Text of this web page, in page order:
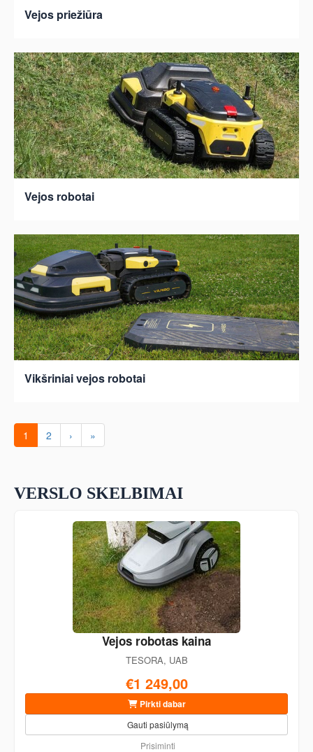
Vejos priežiūra
Vejos robotai
Vikšriniai vejos robotai
1 2 › »
VERSLO SKELBIMAI
Vejos robotas kaina
TESORA, UAB
€1 249,00
Pirkti dabar
Gauti pasiūlymą
Prisiminti